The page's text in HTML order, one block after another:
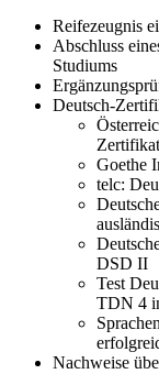
Reifezeugnis
Abschluss
Studiums
Deutsch-
Goethe
telc:
DSD II
Test
TDN 4
Nachweise